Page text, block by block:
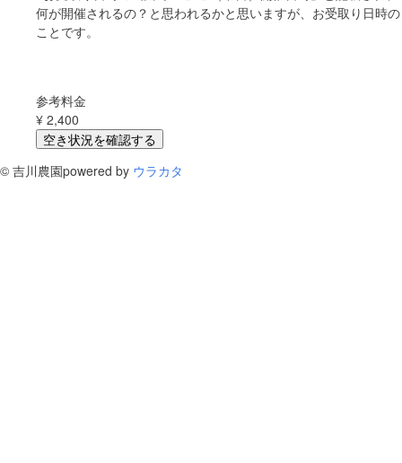
何が開催されるの？と思われるかと思いますが、お受取り日時の
ことです。
参考料金
¥ 2,400
空き状況を確認する
© 吉川農園powered by ウラカタ